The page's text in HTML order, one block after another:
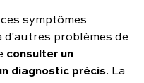
symptômes
problèmes de
consulter un
diagnostic précis. La